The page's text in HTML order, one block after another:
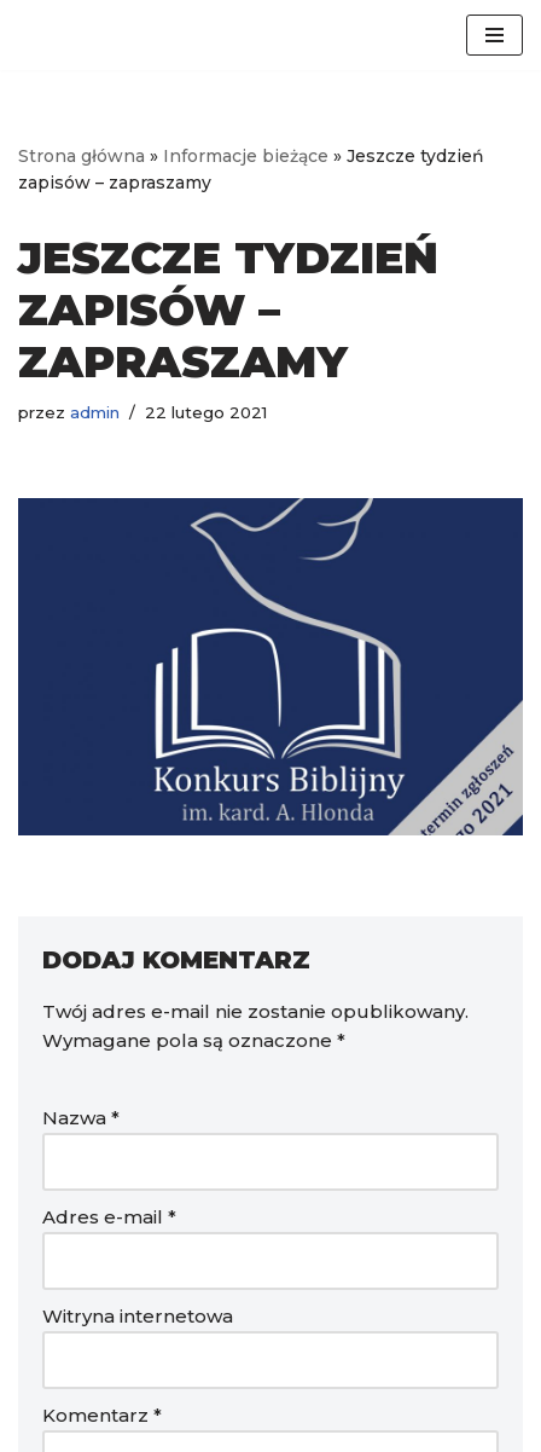
Strona główna » Informacje bieżące » Jeszcze tydzień
zapisów – zapraszamy
JESZCZE TYDZIEŃ
ZAPISÓW –
ZAPRASZAMY
przez admin 22 lutego 2021
DODAJ KOMENTARZ
Twój adres e-mail nie zostanie opublikowany.
Wymagane pola są oznaczone *
Nazwa *
Adres e-mail *
Witryna internetowa
Komentarz *